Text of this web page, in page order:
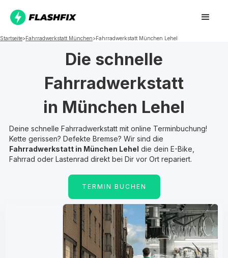
Startseite>Fahrradwerkstatt München>Fahrradwerkstatt München Lehel
Die schnelle
Fahrradwerkstatt
in München Lehel
Deine schnelle Fahrradwerkstatt mit online Terminbuchung!
Kette gerissen? Defekte Bremse? Wir sind die
Fahrradwerkstatt in München Lehel die dein E-Bike,
Fahrrad oder Lastenrad direkt bei Dir vor Ort repariert.
TERMIN BUCHEN